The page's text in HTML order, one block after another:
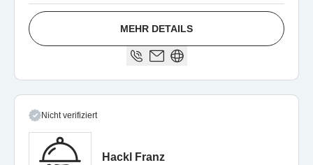
MEHR DETAILS
Nicht verifiziert
Hackl Franz